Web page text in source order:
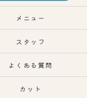
メニュー
スタッフ
よくある質問
カット